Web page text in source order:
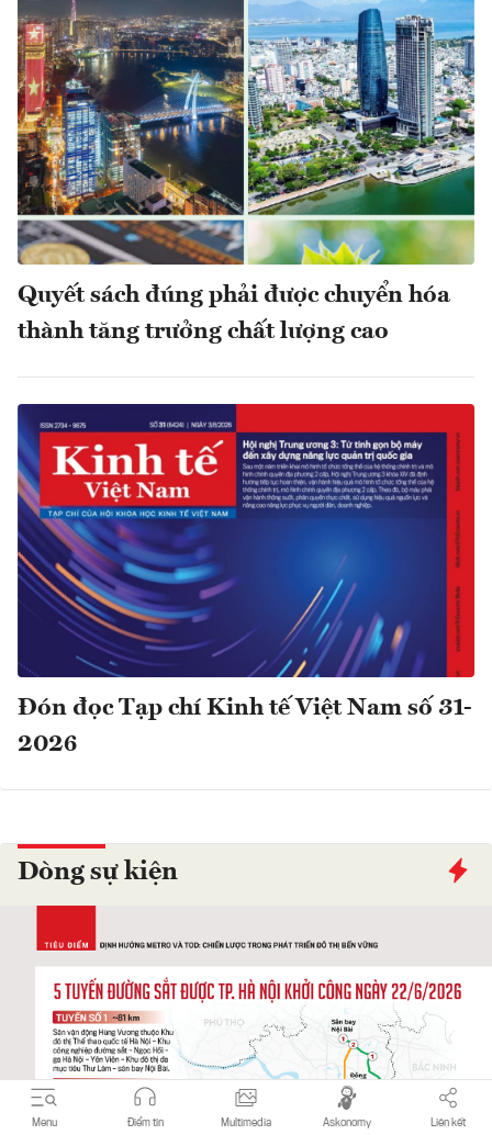
Menu Điểm tin Multimedia Askonomy Liên kết
Dòng sự kiện
Quyết sách đúng phải được chuyển hóa
thành tăng trưởng chất lượng cao
Đón đọc Tạp chí Kinh tế Việt Nam số 31-
2026